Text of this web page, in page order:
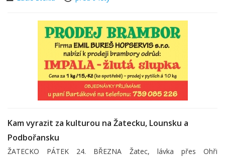
Kam vyrazit za kulturou na Žatecku, Lounsku a
Podbořansku
ŽATECKO PÁTEK 24. BŘEZNA Žatec, lávka přes Ohři